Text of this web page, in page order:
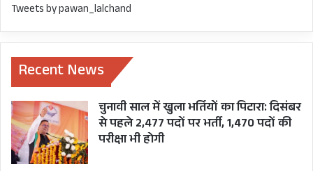
Tweets by pawan_lalchand
Recent News
चुनावी साल में खुला भर्तियों का पिटारा: दिसंबर
से पहले 2,477 पदों पर भर्ती, 1,470 पदों की
परीक्षा भी होगी